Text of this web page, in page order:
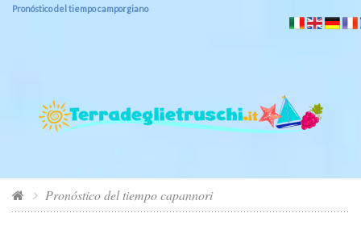
Pronóstico del tiempo camporgiano
Pronóstico del tiempo capannori